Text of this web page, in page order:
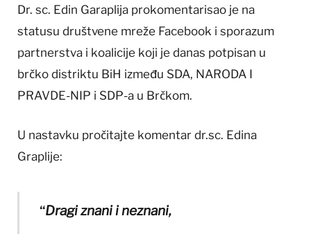
Dr. sc. Edin Garaplija prokomentarisao je na
statusu društvene mreže Facebook i sporazum
partnerstva i koalicije koji je danas potpisan u
brčko distriktu BiH između SDA, NARODA I
PRAVDE-NIP i SDP-a u Brčkom.
U nastavku pročitajte komentar dr.sc. Edina
Graplije:
“Dragi znani i neznani,